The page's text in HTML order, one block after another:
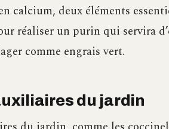
calcium, deux éléments
réaliser un purin qui servira
comme engrais vert.
du jardin